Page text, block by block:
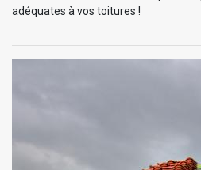
adéquates à vos toitures !